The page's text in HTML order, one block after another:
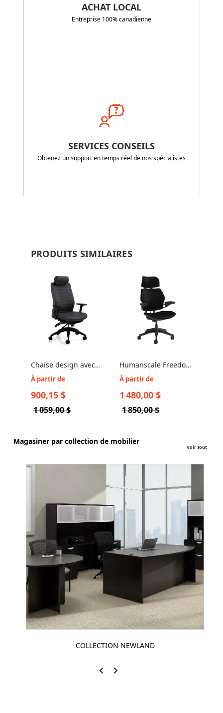
ACHAT LOCAL
Entreprise 100% canadienne
SERVICES CONSEILS
Obtenez un support en temps réel de nos spécialistes
PRODUITS SIMILAIRES
Chaise design avec
appui-tête réglable -
À partir de
900,15 $
1 059,00 $
Humanscale Freedom
- Chaise Freedom
À partir de
1 480,00 $
1 850,00 $
Magasiner par collection de mobilier
Voir Tout
COLLECTION NEWLAND